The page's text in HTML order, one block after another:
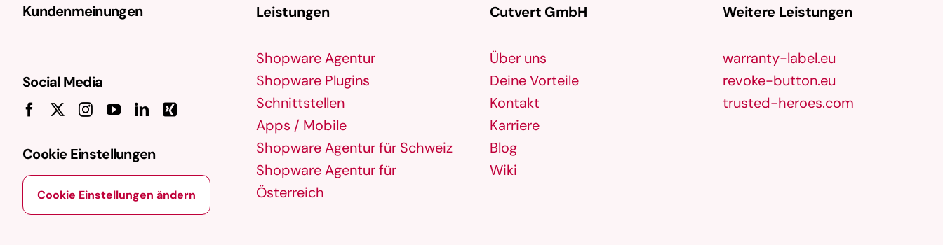
Kundenmeinungen
Social Media
Cookie Einstellungen
Cookie Einstellungen ändern
Leistungen
Shopware Agentur
Shopware Plugins
Schnittstellen
Apps / Mobile
Shopware Agentur für Schweiz
Shopware Agentur für
Österreich
Cutvert GmbH
Über uns
Deine Vorteile
Kontakt
Karriere
Blog
Wiki
Weitere Leistungen
warranty-label.eu
revoke-button.eu
trusted-heroes.com